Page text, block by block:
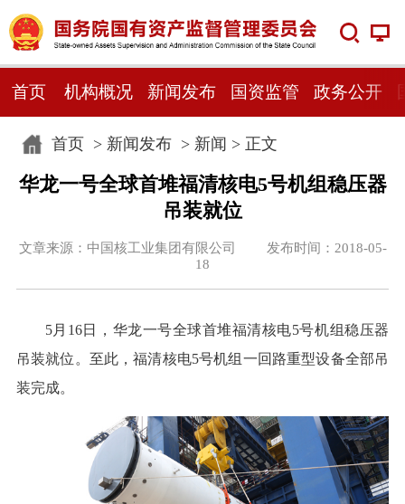
首页 机构概况 新闻发布 国资监管 政务公开
首页> 新闻发布> 新闻 > 正文
华龙一号全球首堆福清核电5号机组稳压器
吊装就位
文章来源：中国核工业集团有限公司 发布时间：2018-05-
18
5月16日，华龙一号全球首堆福清核电5号机组稳压器
吊装就位。至此，福清核电5号机组一回路重型设备全部吊
装完成。